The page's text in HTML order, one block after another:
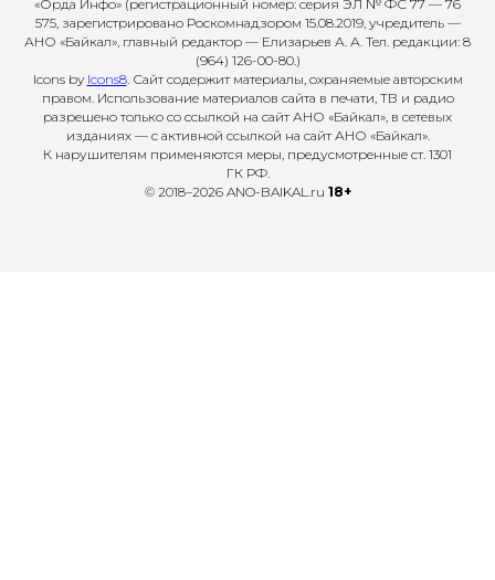
«Орда Инфо» (регистрационный номер: серия ЭЛ № ФС 77 — 76
575, зарегистрировано Роскомнадзором 15.08.2019, учредитель —
АНО «Байкал», главный редактор — Елизарьев А. А. Тел. редакции: 8
(964) 126-00-80.)
Icons by Icons8. Сайт содержит материалы, охраняемые авторским
правом. Использование материалов сайта в печати, ТВ и радио
разрешено только со ссылкой на сайт АНО «Байкал», в сетевых
изданиях — с активной ссылкой на сайт АНО «Байкал».
К нарушителям применяются меры, предусмотренные ст. 1301
ГК РФ.
© 2018–2026 ANO-BAIKAL.ru 18+